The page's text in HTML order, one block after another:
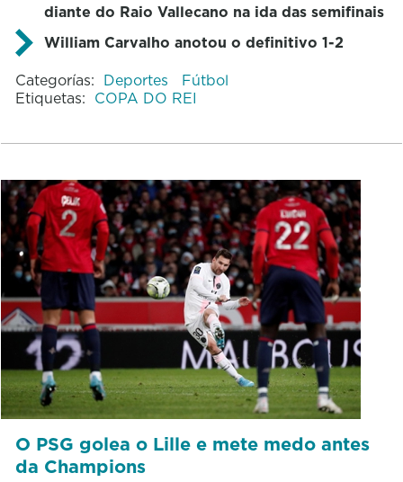
diante do Raio Vallecano na ida das semifinais
William Carvalho anotou o definitivo 1-2
Categorías: Deportes
Fútbol
Etiquetas: COPA DO REI
O PSG golea o Lille e mete medo antes
da Champions